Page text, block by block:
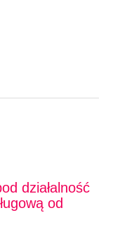
działalność
od